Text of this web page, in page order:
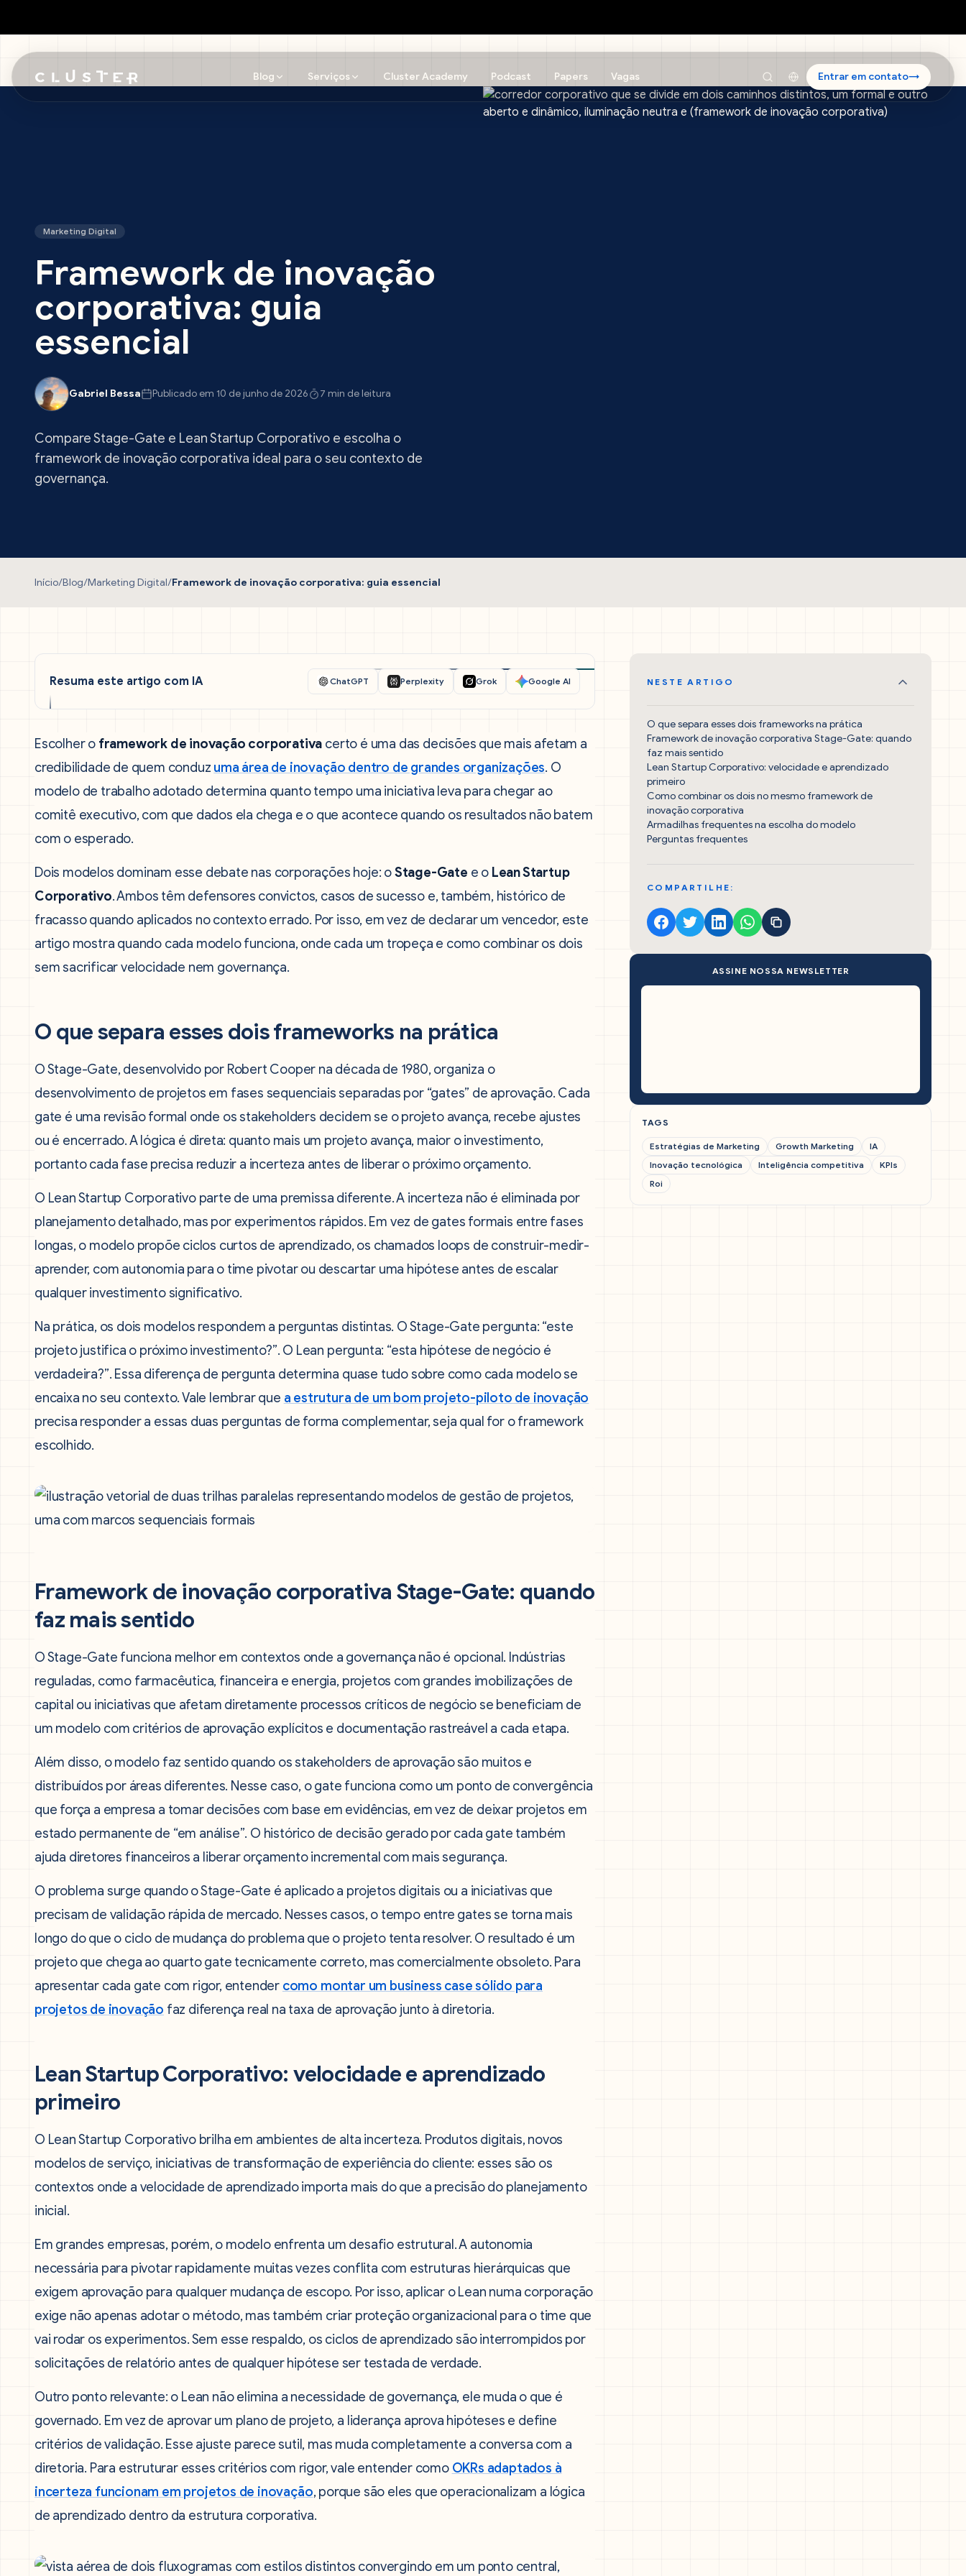
Blog Serviços Cluster Academy Podcast Papers Vagas Entrar em contato→
Marketing Digital
Framework de inovação
corporativa: guia
essencial
Gabriel Bessa Publicado em 10 de junho de 2026 7 min de leitura
Compare Stage-Gate e Lean Startup Corporativo e escolha o
framework de inovação corporativa ideal para o seu contexto de
governança.
Início/Blog/Marketing Digital/Framework de inovação corporativa: guia essencial
Resuma este artigo com IA ChatGPT Perplexity Grok Google AI
Escolher o framework de inovação corporativa certo é uma das decisões que mais afetam a
credibilidade de quem conduz uma área de inovação dentro de grandes organizações. O
modelo de trabalho adotado determina quanto tempo uma iniciativa leva para chegar ao
comitê executivo, com que dados ela chega e o que acontece quando os resultados não batem
com o esperado.
Dois modelos dominam esse debate nas corporações hoje: oStage-Gate e o Lean Startup
Corporativo. Ambos têm defensores convictos, casos de sucesso e, também, histórico de
fracasso quando aplicados no contexto errado. Por isso, em vez de declarar um vencedor, este
artigo mostra quando cada modelo funciona, onde cada um tropeça e como combinar os dois
sem sacrificar velocidade nem governança.
O que separa esses dois frameworks na prática
O Stage-Gate, desenvolvido por Robert Cooper na década de 1980, organiza o
desenvolvimento de projetos em fases sequenciais separadas por “gates” de aprovação. Cada
gate é uma revisão formal onde os stakeholders decidem se o projeto avança, recebe ajustes
ou é encerrado. A lógica é direta: quanto mais um projeto avança, maior o investimento,
portanto cada fase precisa reduzir a incerteza antes de liberar o próximo orçamento.
O Lean Startup Corporativo parte de uma premissa diferente. A incerteza não é eliminada por
planejamento detalhado, mas por experimentos rápidos. Em vez de gates formais entre fases
longas, o modelo propõe ciclos curtos de aprendizado, os chamados loops de construir-medir-
aprender, com autonomia para o time pivotar ou descartar uma hipótese antes de escalar
qualquer investimento significativo.
Na prática, os dois modelos respondem a perguntas distintas. O Stage-Gate pergunta: “este
projeto justifica o próximo investimento?”. O Lean pergunta: “esta hipótese de negócio é
verdadeira?”. Essa diferença de pergunta determina quase tudo sobre como cada modelo se
encaixa no seu contexto. Vale lembrar que a estrutura de um bom projeto-piloto de inovação
precisa responder a essas duas perguntas de forma complementar, seja qual for o framework
escolhido.
Framework de inovação corporativa Stage-Gate: quando
faz mais sentido
O Stage-Gate funciona melhor em contextos onde a governança não é opcional. Indústrias
reguladas, como farmacêutica, financeira e energia, projetos com grandes imobilizações de
capital ou iniciativas que afetam diretamente processos críticos de negócio se beneficiam de
um modelo com critérios de aprovação explícitos e documentação rastreável a cada etapa.
Além disso, o modelo faz sentido quando os stakeholders de aprovação são muitos e
distribuídos por áreas diferentes. Nesse caso, o gate funciona como um ponto de convergência
que força a empresa a tomar decisões com base em evidências, em vez de deixar projetos em
estado permanente de “em análise”. O histórico de decisão gerado por cada gate também
ajuda diretores financeiros a liberar orçamento incremental com mais segurança.
O problema surge quando o Stage-Gate é aplicado a projetos digitais ou a iniciativas que
precisam de validação rápida de mercado. Nesses casos, o tempo entre gates se torna mais
longo do que o ciclo de mudança do problema que o projeto tenta resolver. O resultado é um
projeto que chega ao quarto gate tecnicamente correto, mas comercialmente obsoleto. Para
apresentar cada gate com rigor, entender como montar um business case sólido para
projetos de inovação faz diferença real na taxa de aprovação junto à diretoria.
Lean Startup Corporativo: velocidade e aprendizado
primeiro
O Lean Startup Corporativo brilha em ambientes de alta incerteza. Produtos digitais, novos
modelos de serviço, iniciativas de transformação de experiência do cliente: esses são os
contextos onde a velocidade de aprendizado importa mais do que a precisão do planejamento
inicial.
Em grandes empresas, porém, o modelo enfrenta um desafio estrutural. A autonomia
necessária para pivotar rapidamente muitas vezes conflita com estruturas hierárquicas que
exigem aprovação para qualquer mudança de escopo. Por isso, aplicar o Lean numa corporação
exige não apenas adotar o método, mas também criar proteção organizacional para o time que
vai rodar os experimentos. Sem esse respaldo, os ciclos de aprendizado são interrompidos por
solicitações de relatório antes de qualquer hipótese ser testada de verdade.
Outro ponto relevante: o Lean não elimina a necessidade de governança, ele muda o que é
governado. Em vez de aprovar um plano de projeto, a liderança aprova hipóteses e define
critérios de validação. Esse ajuste parece sutil, mas muda completamente a conversa com a
diretoria. Para estruturar esses critérios com rigor, vale entender como OKRs adaptados à
incerteza funcionam em projetos de inovação, porque são eles que operacionalizam a lógica
de aprendizado dentro da estrutura corporativa.
NESTE ARTIGO
O que separa esses dois frameworks na prática
Framework de inovação corporativa Stage-Gate: quando
faz mais sentido
Lean Startup Corporativo: velocidade e aprendizado
primeiro
Como combinar os dois no mesmo framework de
inovação corporativa
Armadilhas frequentes na escolha do modelo
Perguntas frequentes
COMPARTILHE:
ASSINE NOSSA NEWSLETTER
TAGS
Estratégias de Marketing Growth Marketing
IA
Inovação tecnológica
Inteligência competitiva
KPIs
Roi